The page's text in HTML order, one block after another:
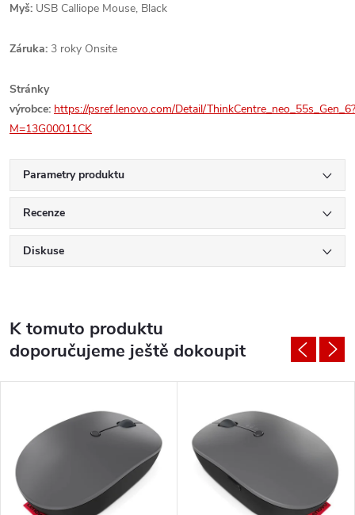
Myš: USB Calliope Mouse, Black
Záruka: 3 roky Onsite
Stránky
výrobce: https://psref.lenovo.com/Detail/ThinkCentre_neo_55s_Gen_6?
M=13G00011CK
Parametry produktu
Recenze
Diskuse
K tomuto produktu
doporučujeme ještě dokoupit